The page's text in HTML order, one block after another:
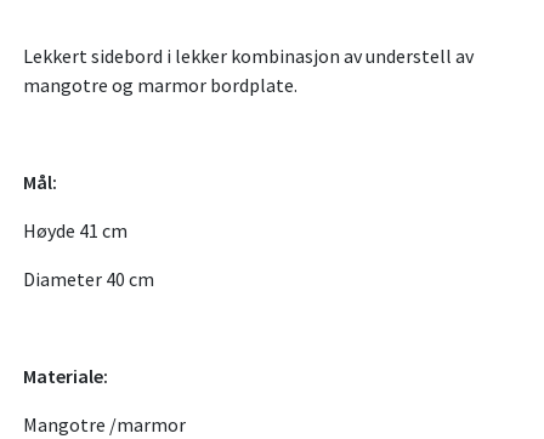
Lekkert sidebord i lekker kombinasjon av understell av
mangotre og marmor bordplate.
Mål:
Høyde 41 cm
Diameter 40 cm
Materiale:
Mangotre /marmor